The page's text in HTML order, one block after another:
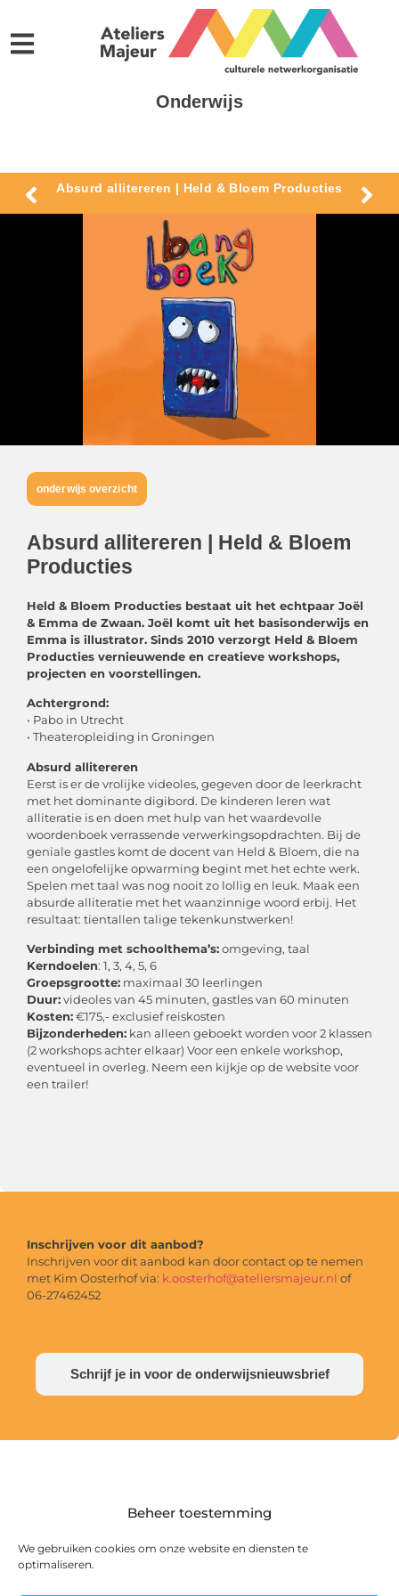
Beheer toestemming
We gebruiken cookies om onze website en diensten te
optimaliseren.
Onderwijs
Absurd allitereren | Held & Bloem Producties
onderwijs overzicht
Absurd allitereren | Held & Bloem
Producties
Held & Bloem Producties bestaat uit het echtpaar Joël
& Emma de Zwaan. Joël komt uit het basisonderwijs en
Emma is illustrator. Sinds 2010 verzorgt Held & Bloem
Producties vernieuwende en creatieve workshops,
projecten en voorstellingen.
Achtergrond:
• Pabo in Utrecht
• Theateropleiding in Groningen
Absurd allitereren
Eerst is er de vrolijke videoles, gegeven door de leerkracht
met het dominante digibord. De kinderen leren wat
alliteratie is en doen met hulp van het waardevolle
woordenboek verrassende verwerkingsopdrachten. Bij de
geniale gastles komt de docent van Held & Bloem, die na
een ongelofelijke opwarming begint met het echte werk.
Spelen met taal was nog nooit zo lollig en leuk. Maak een
absurde alliteratie met het waanzinnige woord erbij. Het
resultaat: tientallen talige tekenkunstwerken!
Verbinding met schoolthema’s:omgeving, taal
Kerndoelen: 1, 3, 4, 5, 6
Groepsgrootte: maximaal 30 leerlingen
Duur:videoles van 45 minuten, gastles van 60 minuten
Kosten:€175,- exclusief reiskosten
Bijzonderheden: kan alleen geboekt worden voor 2 klassen
(2 workshops achter elkaar) Voor een enkele workshop,
eventueel in overleg. Neem een kijkje op de website voor
een trailer!
Inschrijven voor dit aanbod?
Inschrijven voor dit aanbod kan door contact op te nemen
met Kim Oosterhof via: k.oosterhof@ateliersmajeur.nl of
06-27462452
Schrijf je in voor de onderwijsnieuwsbrief